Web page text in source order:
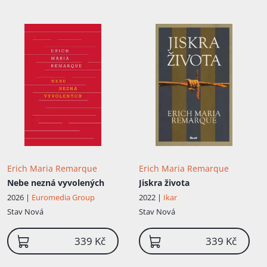
(Remarque pozpátk...
Erich Maria Remarque
Nebe nezná vyvolených
2026 | Euromedia Group
Stav Nová
339 Kč
Erich Maria Remarque
Jiskra života
2022 | Ikar
Stav Nová
339 Kč